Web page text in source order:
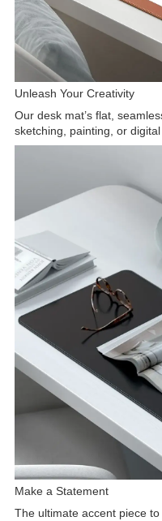
Unleash Your Creativity
Our desk mat’s flat,
sketching, painting, or digital
Make a Statement
The ultimate accent piece